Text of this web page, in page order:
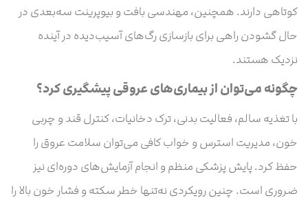
کوتاهی دارند. همچنین، مهندسی بافت و بیوپرینت سه‌بعدی در
حال گشودن راهی برای بازسازی رگ‌های آسیب‌دیده در آینده
نزدیک هستند.
چگونه می‌توان از بیماری‌های عروقی پیشگیری کرد؟
با تغذیه سالم، فعالیت بدنی، ترک دخانیات، کنترل قند و چربی
خون، مدیر‌یت استرس و خواب کافی می‌توان سلامت عروق را
حفظ کرد. پایش پزشکی منظم و انجام آزمایش‌های دوره‌ای نیز
ضروری است. چنین رویکردی نه‌تنها خطر سکته و فشار خون بالا را